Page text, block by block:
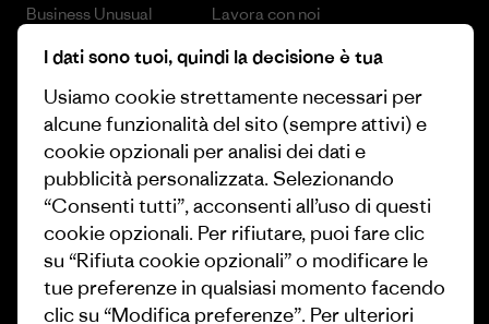
Business Unusual
Obiettivi climatici
1% For The Planet
Come finanziamo
Buoni regalo
Trova un negozio
Lavora con noi
Stampa e media
Industry program
Programma di affiliazione
Patagonia Svizzera Mappa del
sito
I dati sono tuoi, quindi la decisione è tua
Usiamo cookie strettamente necessari per
alcune funzionalità del sito (sempre attivi) e
cookie opzionali per analisi dei dati e
pubblicità personalizzata. Selezionando
“Consenti tutti”, acconsenti all’uso di questi
cookie opzionali. Per rifiutare, puoi fare clic
su “Rifiuta cookie opzionali” o modificare le
tue preferenze in qualsiasi momento facendo
clic su “Modifica preferenze”. Per ulteriori